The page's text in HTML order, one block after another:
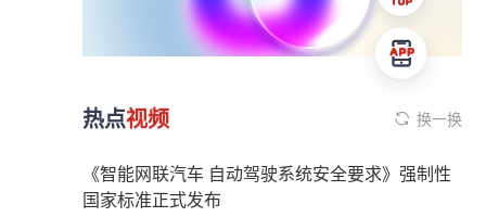
热点视频 换一换
《智能网联汽车 自动驾驶系统安全要求》强制性
国家标准正式发布